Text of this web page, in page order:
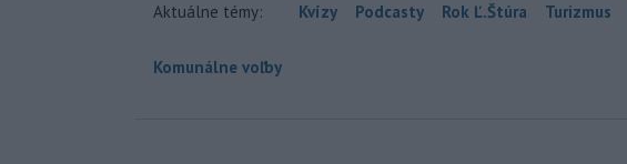
Aktuálne témy: Kvízy Podcasty Rok Ľ.Štúra Turizmus
Komunálne voľby